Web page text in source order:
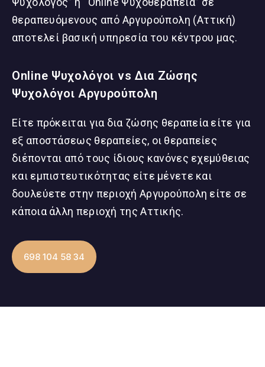
θεραπευόμενους από Αργυρούπολη (Αττική)
αποτελεί βασική υπηρεσία του κέντρου μας.
Online Ψυχολόγοι vs Δια Ζώσης
Ψυχολόγοι Αργυρούπολη
Είτε πρόκειται για δια ζώσης θεραπεία είτε για
εξ αποστάσεως θεραπείες, οι θεραπείες
διέπονται από τους ίδιους κανόνες εχεμύθειας
και εμπιστευτικότητας είτε μένετε και
δουλεύετε στην περιοχή Αργυρούπολη είτε σε
κάποια άλλη περιοχή της Αττικής.
698 104 58 34